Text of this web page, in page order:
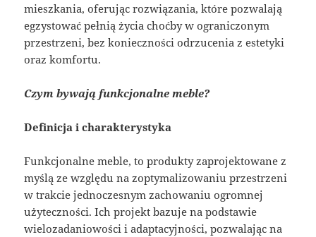
mieszkania, oferując rozwiązania, które pozwalają
egzystować pełnią życia choćby w ograniczonym
przestrzeni, bez konieczności odrzucenia z estetyki
oraz komfortu.
Czym bywają funkcjonalne meble?
Definicja i charakterystyka
Funkcjonalne meble, to produkty zaprojektowane z
myślą ze względu na zoptymalizowaniu przestrzeni
w trakcie jednoczesnym zachowaniu ogromnej
użyteczności. Ich projekt bazuje na podstawie
wielozadaniowości i adaptacyjności, pozwalając na